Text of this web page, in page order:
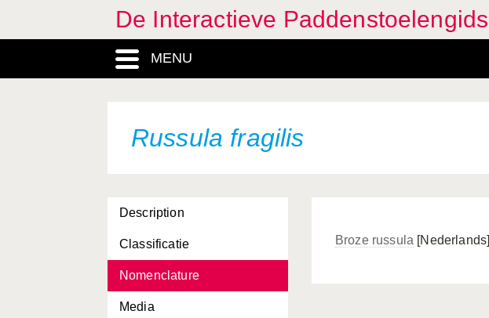
De Interactieve Paddenstoelengids
MENU
Russula fragilis
Description
Classificatie
Nomenclature
Media
Broze russula [Nederlands]